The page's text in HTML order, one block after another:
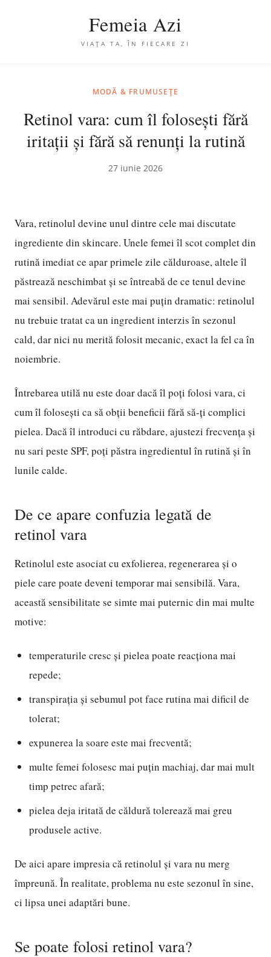
Femeia Azi
VIAȚA TA, ÎN FIECARE ZI
MODĂ & FRUMUSEȚE
Retinol vara: cum îl folosești fără
iritații și fără să renunți la rutină
27 iunie 2026
Vara, retinolul devine unul dintre cele mai discutate
ingrediente din skincare. Unele femei îl scot complet din
rutină imediat ce apar primele zile călduroase, altele îl
păstrează neschimbat și se întreabă de ce tenul devine
mai sensibil. Adevărul este mai puțin dramatic: retinolul
nu trebuie tratat ca un ingredient interzis în sezonul
cald, dar nici nu merită folosit mecanic, exact la fel ca în
noiembrie.
Întrebarea utilă nu este doar dacă îl poți folosi vara, ci
cum îl folosești ca să obții beneficii fără să-ți complici
pielea. Dacă îl introduci cu răbdare, ajustezi frecvența și
nu sari peste SPF, poți păstra ingredientul în rutină și în
lunile calde.
De ce apare confuzia legată de
retinol vara
Retinolul este asociat cu exfolierea, regenerarea și o
piele care poate deveni temporar mai sensibilă. Vara,
această sensibilitate se simte mai puternic din mai multe
motive:
temperaturile cresc și pielea poate reacționa mai
repede;
transpirația și sebumul pot face rutina mai dificil de
tolerat;
expunerea la soare este mai frecventă;
multe femei folosesc mai puțin machiaj, dar mai mult
timp petrec afară;
pielea deja iritată de căldură tolerează mai greu
produsele active.
De aici apare impresia că retinolul și vara nu merg
împreună. În realitate, problema nu este sezonul în sine,
ci lipsa unei adaptări bune.
Se poate folosi retinol vara?